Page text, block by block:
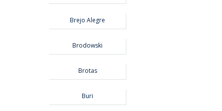
Brejo Alegre
Brodowski
Brotas
Buri